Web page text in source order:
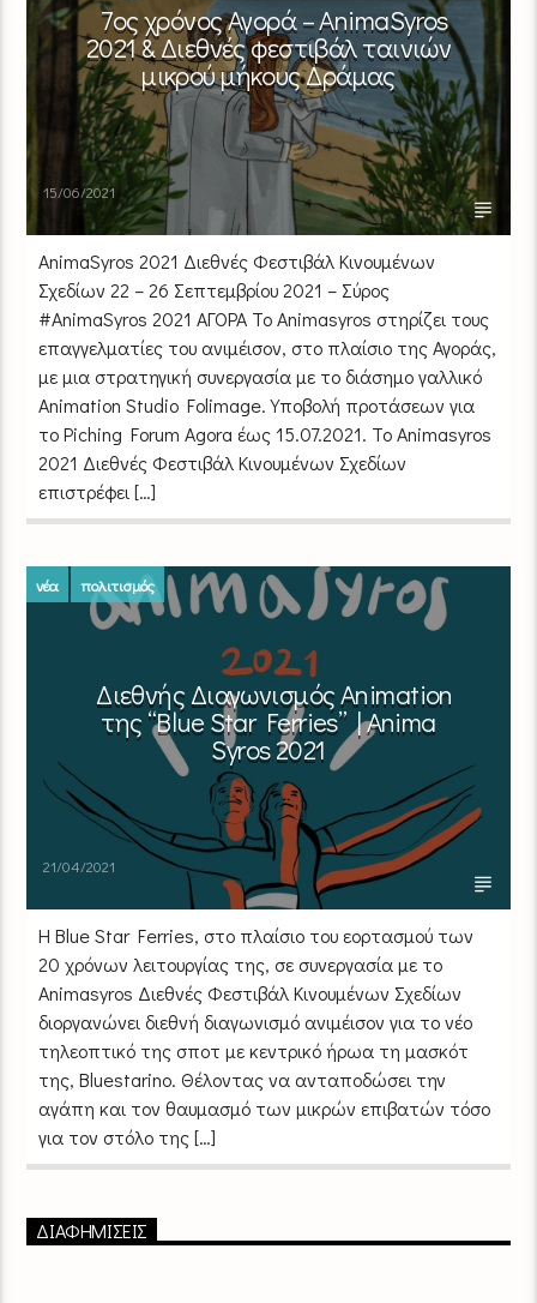
7ος χρόνος Αγορά – AnimaSyros
2021 & Διεθνές φεστιβάλ ταινιών
μικρού μήκους Δράμας
15/06/2021
ΑnimaSyros 2021 Διεθνές Φεστιβάλ Κινουμένων
Σχεδίων 22 – 26 Σεπτεμβρίου 2021 – Σύρος
#AnimaSyros 2021 AΓΟΡΑ Το Animasyros στηρίζει τους
επαγγελματίες του ανιμέισον, στο πλαίσιο της Αγοράς,
με μια στρατηγική συνεργασία με το διάσημο γαλλικό
Animation Studio Folimage. Yποβολή προτάσεων για
το Piching Forum Agora έως 15.07.2021. Το Animasyros
2021 Διεθνές Φεστιβάλ Κινουμένων Σχεδίων
επιστρέφει […]
νέα πολιτισμός
Διεθνής Διαγωνισμός Animation
της “Blue Star Ferries” | Anima
Syros 2021
21/04/2021
Η Blue Star Ferries, στο πλαίσιο του εορτασμού των
20 χρόνων λειτουργίας της, σε συνεργασία με το
Animasyros Διεθνές Φεστιβάλ Κινουμένων Σχεδίων
διοργανώνει διεθνή διαγωνισμό ανιμέισον για το νέο
τηλεοπτικό της σποτ με κεντρικό ήρωα τη μασκότ
της, Bluestarino. Θέλοντας να ανταποδώσει την
αγάπη και τον θαυμασμό των μικρών επιβατών τόσο
για τον στόλο της […]
ΔΙΑΦΗΜΙΣΕΙΣ